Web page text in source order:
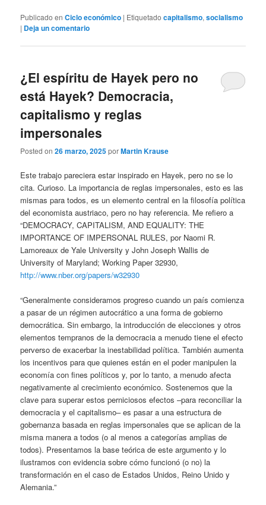
Publicado en Ciclo económico | Etiquetado capitalismo,socialismo
| Deja un comentario
¿El espíritu de Hayek pero no
está Hayek? Democracia,
capitalismo y reglas
impersonales
Posted on26 marzo, 2025porMartin Krause
Este trabajo pareciera estar inspirado en Hayek, pero no se lo
cita. Curioso. La importancia de reglas impersonales, esto es las
mismas para todos, es un elemento central en la filosofía política
del economista austriaco, pero no hay referencia. Me refiero a
“DEMOCRACY, CAPITALISM, AND EQUALITY: THE
IMPORTANCE OF IMPERSONAL RULES, por Naomi R.
Lamoreaux de Yale University y John Joseph Wallis de
University of Maryland; Working Paper 32930,
http://www.nber.org/papers/w32930
“Generalmente consideramos progreso cuando un país comienza
a pasar de un régimen autocrático a una forma de gobierno
democrática. Sin embargo, la introducción de elecciones y otros
elementos tempranos de la democracia a menudo tiene el efecto
perverso de exacerbar la inestabilidad política. También aumenta
los incentivos para que quienes están en el poder manipulen la
economía con fines políticos y, por lo tanto, a menudo afecta
negativamente al crecimiento económico. Sostenemos que la
clave para superar estos perniciosos efectos –para reconciliar la
democracia y el capitalismo– es pasar a una estructura de
gobernanza basada en reglas impersonales que se aplican de la
misma manera a todos (o al menos a categorías amplias de
todos). Presentamos la base teórica de este argumento y lo
ilustramos con evidencia sobre cómo funcionó (o no) la
transformación en el caso de Estados Unidos, Reino Unido y
Alemania.”